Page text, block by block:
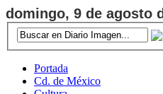
domingo, 9 de agosto
Portada
Cd. de México